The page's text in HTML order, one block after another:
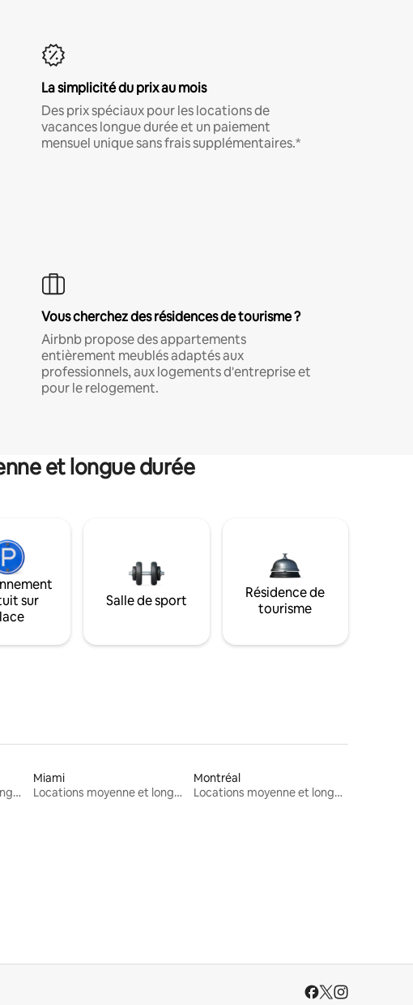
La simplicité du prix au mois
Des prix spéciaux pour les locations de
vacances longue durée et un paiement
mensuel unique sans frais supplémentaires.*
Vous cherchez des résidences de tourisme ?
Airbnb propose des appartements
entièrement meublés adaptés aux
professionnels, aux logements d'entreprise et
pour le relogement.
et longue durée
sur
Salle de sport
Résidence de
tourisme
Locations moyenne et longue durée
Miami
Locations moyenne et longue durée
Montréal
Locations moyenne et longue durée